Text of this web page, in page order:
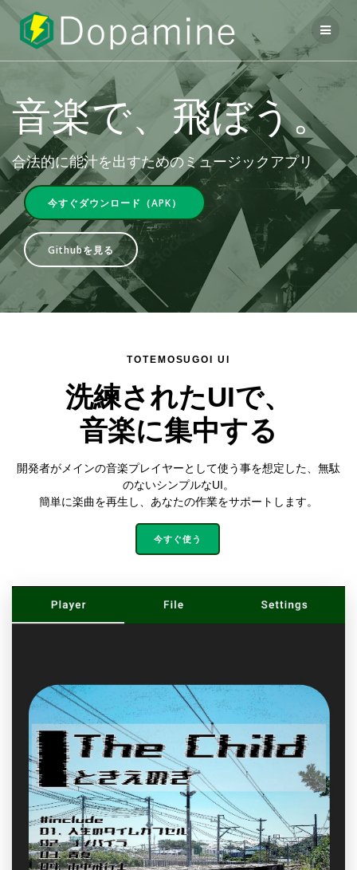
へ
ス
プ
音楽で、飛ぼう。
合法的に能汁を出すためのミュージックアプリ
今すぐダウンロード（APK）
Githubを見る
TOTEMOSUGOI UI
洗練されたUIで、
音楽に集中する
開発者がメインの音楽プレイヤーとして使う事を想定した、無駄
のないシンプルなUI。
簡単に楽曲を再生し、あなたの作業をサポートします。
今すぐ使う